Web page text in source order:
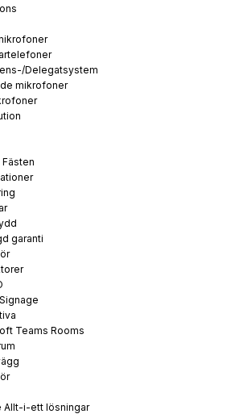
Delegatsystem
mikrofoner
Fästen
garanti
Teams Rooms
Allt-i-ett lösningar